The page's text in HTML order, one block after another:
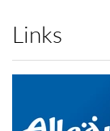
Links